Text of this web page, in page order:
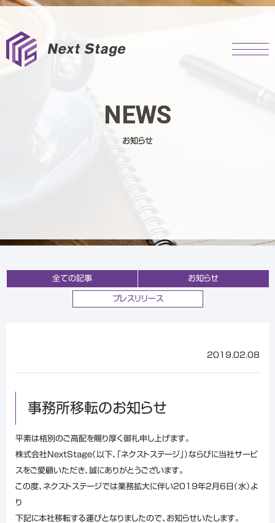
NEWS
お知らせ
全ての記事 お知らせ
プレスリリース
2019.02.08
事務所移転のお知らせ
平素は格別のご高配を賜り厚く御礼申し上げます。
株式会社NextStage（以下、「ネクストステージ」）ならびに当社サービ
スをご愛顧いただき、誠にありがとうございます。
この度、ネクストステージでは業務拡大に伴い2019年2月6日（水）よ
り
下記に本社移転する運びとなりましたので、お知らせいたします。